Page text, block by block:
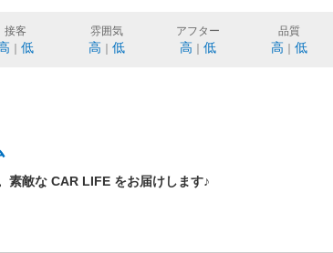
接客
低
雰囲気
高 低
アフター
高 低
品質
高 低
素敵な CAR LIFE をお届けします♪